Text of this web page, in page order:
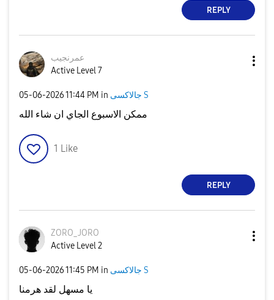
REPLY
عمرنجيب
Active Level 7
‎05-06-202611:44 PM in جالاكسى S
ممكن الاسبوع الجاي ان شاء الله
1 Like
REPLY
ZORO_JORO
Active Level 2
‎05-06-202611:45 PM in جالاكسى S
يا مسهل لقد هرمنا